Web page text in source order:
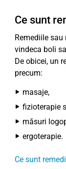
Ce sunt
Remediile
vindeca boli
De obicei, un
precum:
masaje,
fizioterapie
măsuri
ergoterapie.
Ce sunt